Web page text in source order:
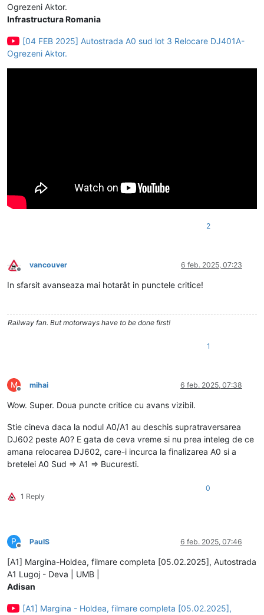
Ogrezeni Aktor.
Infrastructura Romania
[04 FEB 2025] Autostrada A0 sud lot 3 Relocare DJ401A-
Ogrezeni Aktor.
2
Deconectat
vancouver 6 feb. 2025, 07:23
In sfarsit avanseaza mai hotarât in punctele critice!
Railway fan. But motorways have to be done first!
1
M
Deconectat
mihai 6 feb. 2025, 07:38
Wow. Super. Doua puncte critice cu avans vizibil.
Stie cineva daca la nodul A0/A1 au deschis supratraversarea
DJ602 peste A0? E gata de ceva vreme si nu prea inteleg de ce
amana relocarea DJ602, care-i incurca la finalizarea A0 si a
bretelei A0 Sud => A1 => Bucuresti.
1 Reply
0
P
Deconectat
PaulS 6 feb. 2025, 07:46
[A1] Margina-Holdea, filmare completa [05.02.2025], Autostrada
A1 Lugoj - Deva | UMB |
Adisan
[A1] Margina - Holdea, filmare completa [05.02.2025],